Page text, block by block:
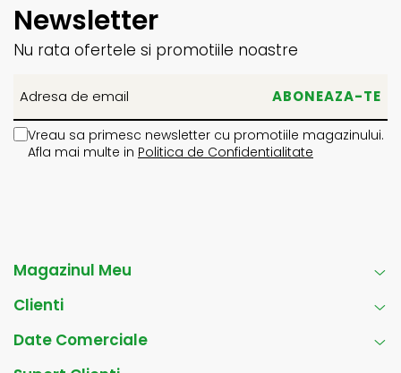
Newsletter
Nu rata ofertele si promotiile noastre
Vreau sa primesc newsletter cu promotiile magazinului.
Afla mai multe in Politica de Confidentialitate
Magazinul Meu
Clienti
Date Comerciale